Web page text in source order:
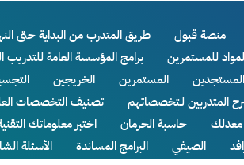
منصة قبول طريق المتدرب من البداية حتى
للمستمرين برامج المؤسسة العامة للتدريب
المستجدين المستمرين الخريجين
المتدربين لـتخصصاتهم تصنيف التخصصات
حاسبة الحرمان اختبر معلوماتك
الصيفي البرامج المساندة الأسئلة